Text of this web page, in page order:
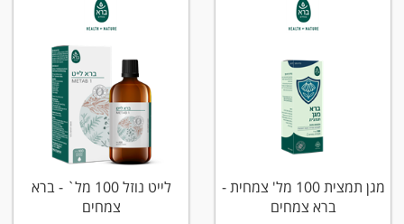
מגן תמצית 100 מל' צמחית -
ברא צמחים
לייט נוזל 100 מל` - ברא
צמחים